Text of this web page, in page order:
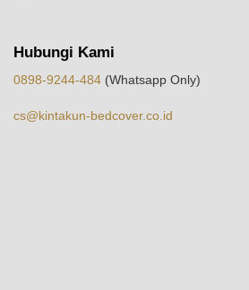
Hubungi Kami
0898-9244-484 (Whatsapp Only)
cs@kintakun-bedcover.co.id